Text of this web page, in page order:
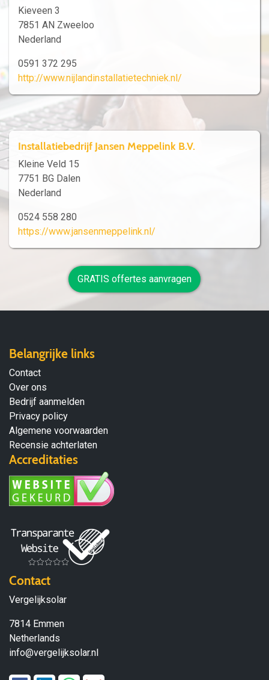
Kieveen 3
7851 AN Zweeloo
Nederland
0591 372 295
http://www.nijlandinstallatietechniek.nl/
Installatiebedrijf Jansen Meppelink B.V.
Kleine Veld 15
7751 BG Dalen
Nederland
0524 558 280
https://www.jansenmeppelink.nl/
GRATIS offertes aanvragen
Belangrijke links
Contact
Over ons
Bedrijf aanmelden
Privacy policy
Algemene voorwaarden
Recensie achterlaten
Accreditaties
Contact
Vergelijksolar
7814 Emmen
Netherlands
info@vergelijksolar.nl